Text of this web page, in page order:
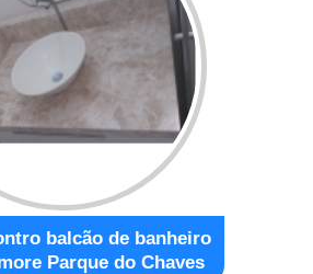
balcão de banheiro
Parque do Chaves